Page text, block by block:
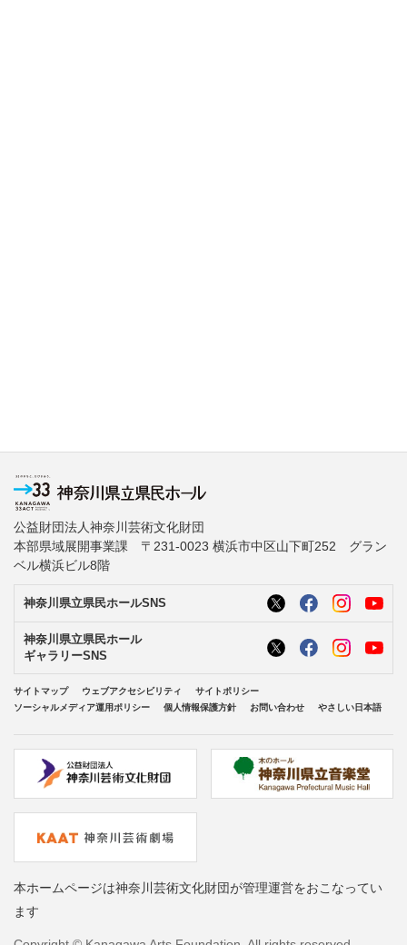
公益財団法人神奈川芸術文化財団
本部県域展開事業課 〒231-0023 横浜市中区山下町252 グラン
ベル横浜ビル8階
神奈川県立県民ホールSNS
神奈川県立県民ホール
ギャラリーSNS
サイトマップ ウェブアクセシビリティ
サイトポリシー
ソーシャルメディア運用ポリシー
個人情報保護方針 お問い合わせ やさしい日本語
本ホームページは神奈川芸術文化財団が管理運営をおこなってい
ます